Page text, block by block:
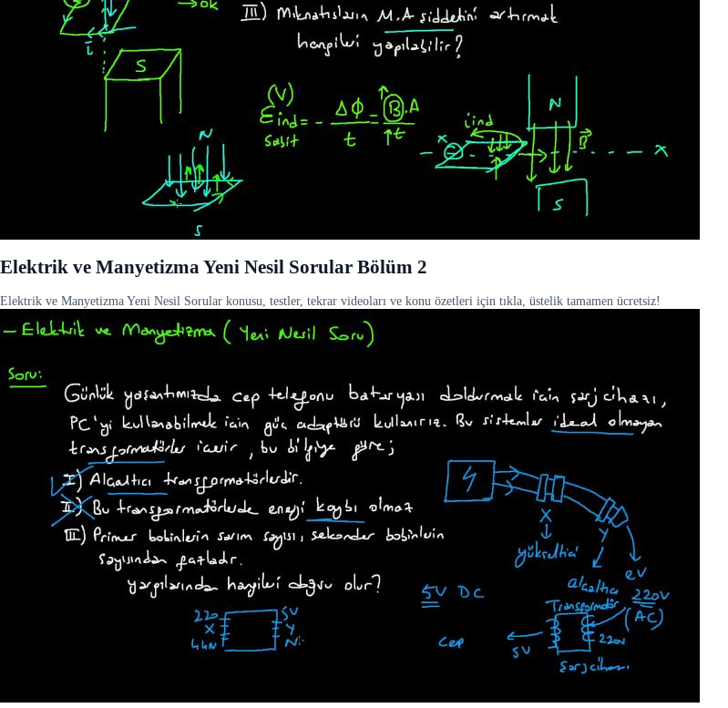
Elektrik ve Manyetizma Yeni Nesil Sorular Bölüm 2
Elektrik ve Manyetizma Yeni Nesil Sorular konusu, testler, tekrar videoları ve konu özetleri için tıkla, üstelik tamamen ücretsiz!